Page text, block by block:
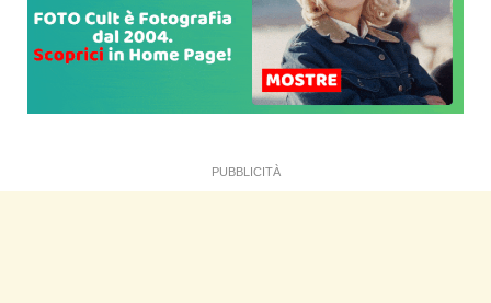
PUBBLICITÀ